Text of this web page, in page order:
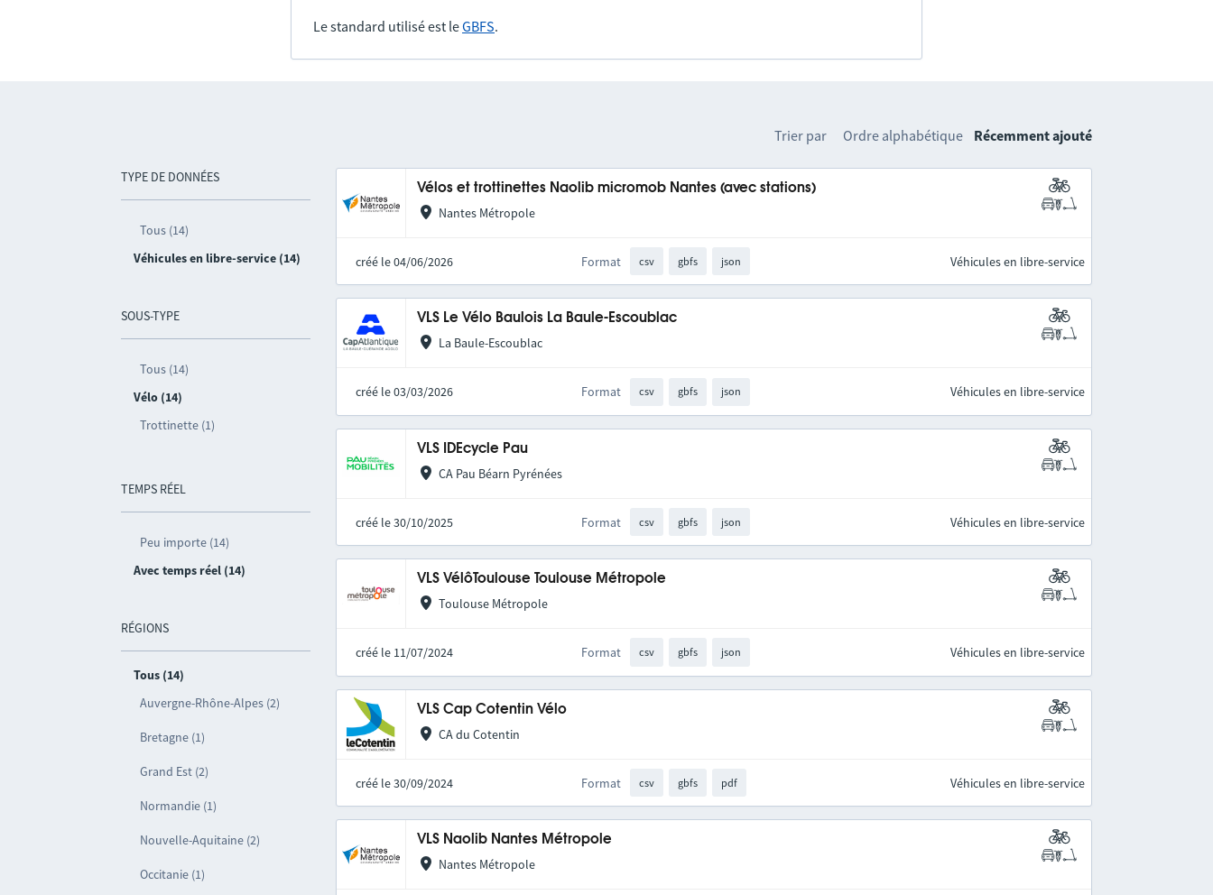
Le standard utilisé est leGBFS.
TYPE DE DONNÉES
Tous (14)
Véhicules en libre-service (14)
SOUS-TYPE
Tous (14)
Vélo (14)
Trottinette (1)
TEMPS RÉEL
Peu importe (14)
Avec temps réel (14)
RÉGIONS
Tous (14)
Auvergne-Rhône-Alpes (2)
Bretagne (1)
Grand Est (2)
Normandie (1)
Nouvelle-Aquitaine (2)
Occitanie (1)
Trier par Ordre alphabétique Récemment ajouté
Vélos et trottinettes Naolib micromob Nantes (avec stations)
Nantes Métropole
créé le 04/06/2026 Format csv gbfs json Véhicules en libre-service
VLS Le Vélo Baulois La Baule-Escoublac
La Baule-Escoublac
créé le 03/03/2026 Format csv gbfs json Véhicules en libre-service
VLS IDEcycle Pau
CA Pau Béarn Pyrénées
créé le 30/10/2025 Format csv gbfs json Véhicules en libre-service
VLS VélôToulouse Toulouse Métropole
Toulouse Métropole
créé le 11/07/2024 Format csv gbfs json Véhicules en libre-service
VLS Cap Cotentin Vélo
CA du Cotentin
créé le 30/09/2024 Format csv gbfs pdf Véhicules en libre-service
VLS Naolib Nantes Métropole
Nantes Métropole